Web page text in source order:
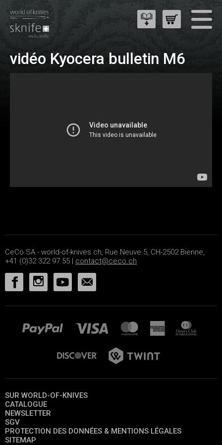
vidéo Kyocera bulletin M6
CeCo SA - world-of-knives.ch, Rue Neuve 5, CH-2502 Bienne,
+41 (0)32 322 97 55 | contact@ceco.ch
SUR WORLD-OF-KNIVES
CATALOGUE
NEWSLETTER
SGV
PROTECTION DES DONNÉES & MENTIONS LÉGALES
SITEMAP